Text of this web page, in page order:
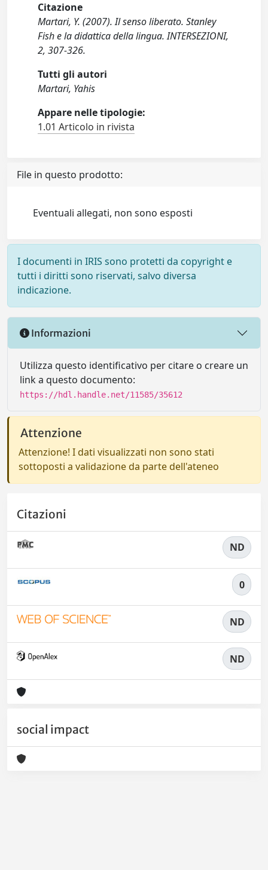
Citazione
Martari, Y. (2007). Il senso liberato. Stanley
Fish e la didattica della lingua. INTERSEZIONI,
2, 307-326.
Tutti gli autori
Martari, Yahis
Appare nelle tipologie:
1.01 Articolo in rivista
File in questo prodotto:
Eventuali allegati, non sono esposti
I documenti in IRIS sono protetti da copyright e
tutti i diritti sono riservati, salvo diversa
indicazione.
Informazioni
Utilizza questo identificativo per citare o creare un
link a questo documento:
https://hdl.handle.net/11585/35612
Attenzione
Attenzione! I dati visualizzati non sono stati
sottoposti a validazione da parte dell'ateneo
Citazioni
ND
0
ND
ND
social impact